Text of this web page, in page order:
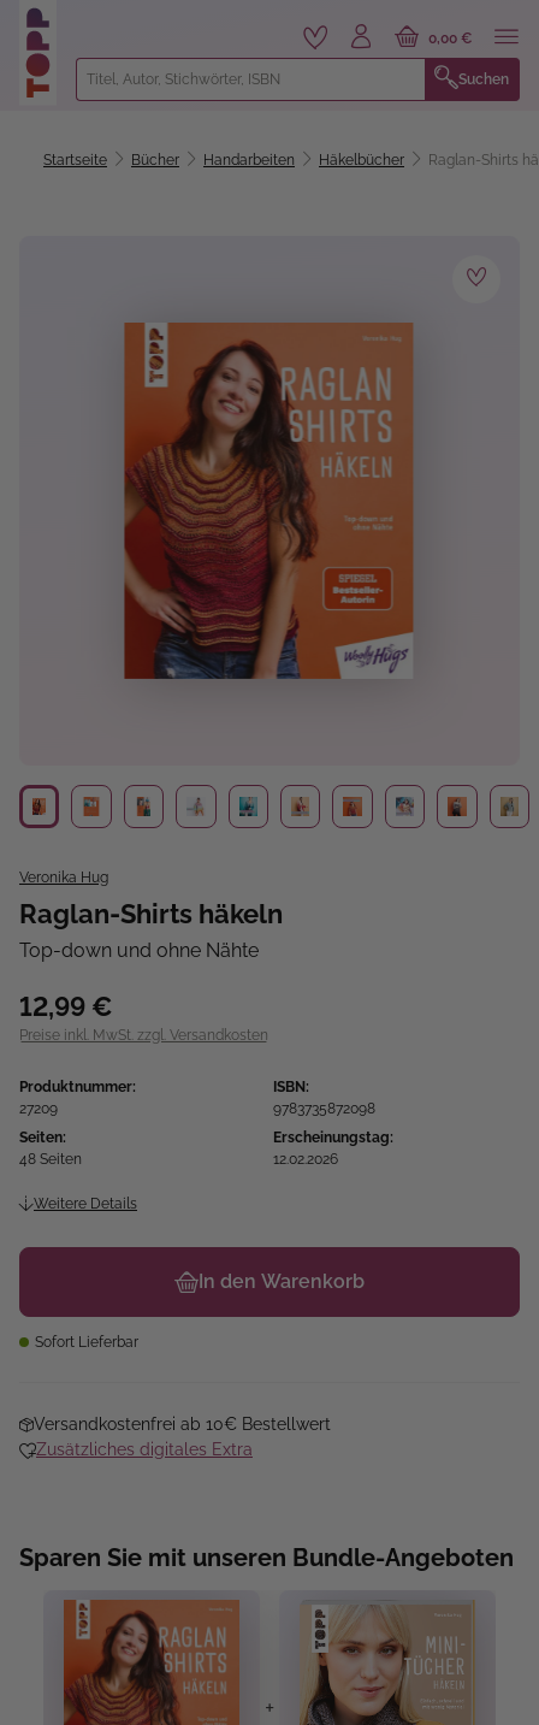
springen
Suchen
0,00 €
Startseite Bücher Handarbeiten Häkelbücher Raglan-Shirts
Veronika Hug
Raglan-Shirts häkeln
Top-down und ohne Nähte
12,99 €
Preise inkl. MwSt. zzgl. Versandkosten
Produktnummer:
27209
ISBN:
9783735872098
Seiten:
48 Seiten
Erscheinungstag:
12.02.2026
Weitere Details
In den Warenkorb
Sofort Lieferbar
Versandkostenfrei ab 10€ Bestellwert
Zusätzliches digitales Extra
Sparen Sie mit unseren Bundle-Angeboten
+